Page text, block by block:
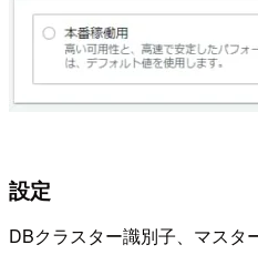
設定
DBクラスター識別子、マスタ